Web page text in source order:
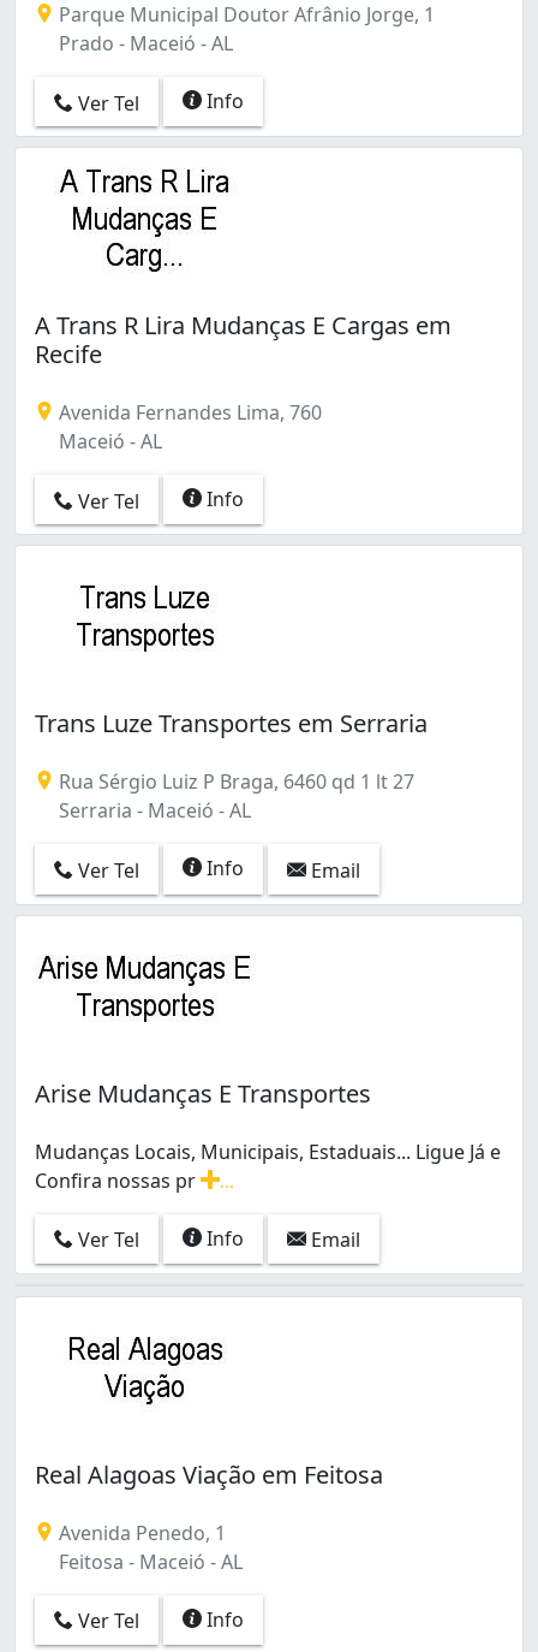
Parque Municipal Doutor Afrânio Jorge, 1
Prado - Maceió - AL
Ver Tel Info
A Trans R Lira Mudanças E Cargas em
Recife
Avenida Fernandes Lima, 760
Maceió - AL
Ver Tel Info
Trans Luze Transportes em Serraria
Rua Sérgio Luiz P Braga, 6460 qd 1 lt 27
Serraria - Maceió - AL
Ver Tel Info Email
Arise Mudanças E Transportes
Mudanças Locais, Municipais, Estaduais... Ligue Já e
Confira nossas pr
Ver Tel
Info Email
Real Alagoas Viação em Feitosa
Avenida Penedo, 1
Feitosa - Maceió - AL
Ver Tel Info